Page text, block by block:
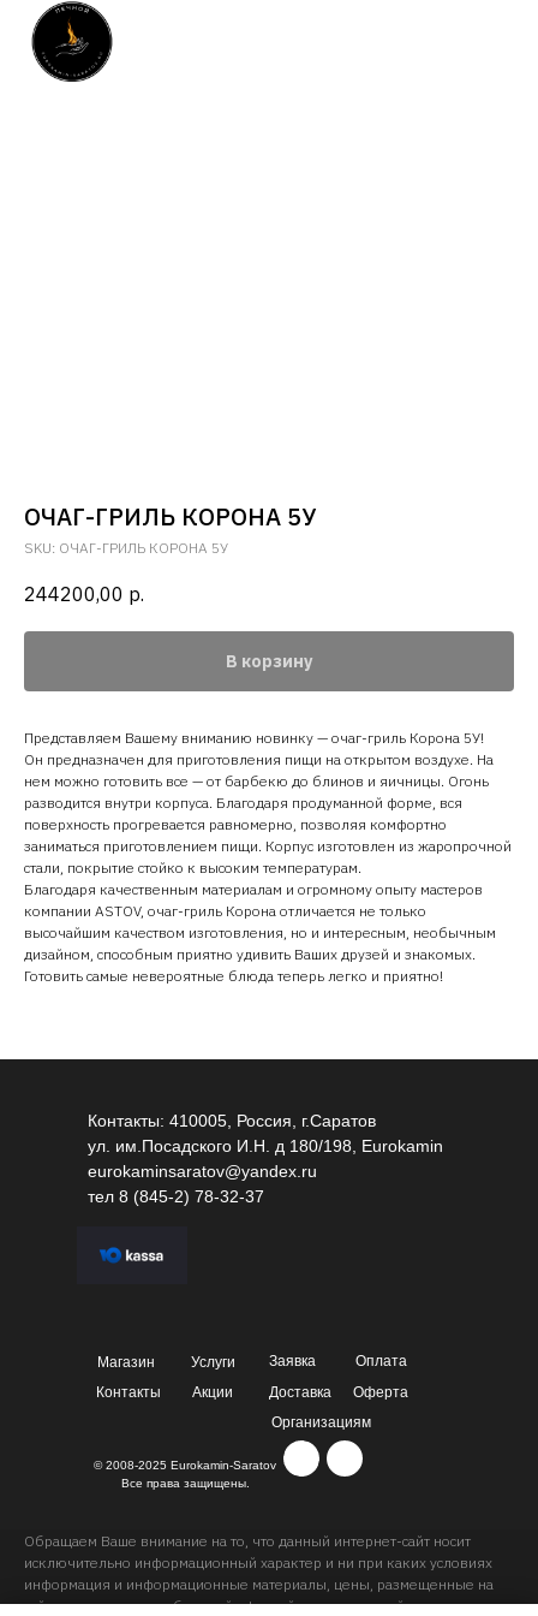
ОЧАГ-ГРИЛЬ КОРОНА 5У
SKU: ОЧАГ-ГРИЛЬ КОРОНА 5У
244200,00 р.
В корзину
Представляем Вашему вниманию новинку — очаг-гриль Корона 5У!
Он предназначен для приготовления пищи на открытом воздухе. На
нем можно готовить все — от барбекю до блинов и яичницы. Огонь
разводится внутри корпуса. Благодаря продуманной форме, вся
поверхность прогревается равномерно, позволяя комфортно
заниматься приготовлением пищи. Корпус изготовлен из жаропрочной
стали, покрытие стойко к высоким температурам.
Благодаря качественным материалам и огромному опыту мастеров
компании ASTOV, очаг-гриль Корона отличается не только
высочайшим качеством изготовления, но и интересным, необычным
дизайном, способным приятно удивить Ваших друзей и знакомых.
Готовить самые невероятные блюда теперь легко и приятно!
Контакты: 410005, Россия, г.Саратов
ул. им.Посадского И.Н. д 180/198, Eurokamin
eurokaminsaratov@yandex.ru
тел 8 (845-2) 78-32-37
Магазин
© 2008-2025 Eurokamin-Saratov
Все права защищены.
Услуги Заявка
Оплата
Акции
Контакты Доставка
Оферта
Организациям
Обращаем Ваше внимание на то, что данный интернет-сайт носит
исключительно информационный характер и ни при каких условиях
информация и информационные материалы, цены, размещенные на
сайте, не являются публичной офертой, определяемой положениями